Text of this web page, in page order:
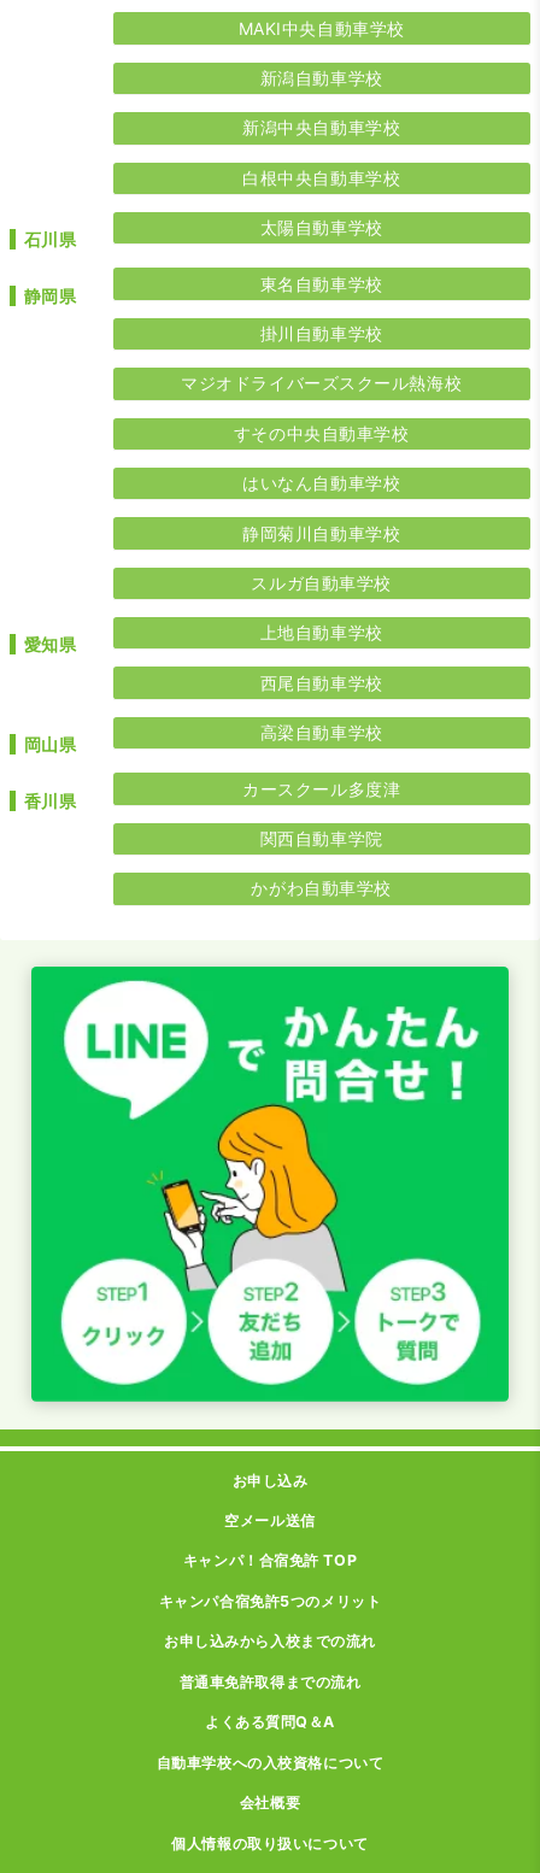
MAKI中央自動車学校
新潟自動車学校
新潟中央自動車学校
白根中央自動車学校
石川県
太陽自動車学校
静岡県
東名自動車学校
掛川自動車学校
マジオドライバーズスクール熱海校
すその中央自動車学校
はいなん自動車学校
静岡菊川自動車学校
スルガ自動車学校
愛知県
上地自動車学校
西尾自動車学校
岡山県
高梁自動車学校
香川県
カースクール多度津
関西自動車学院
かがわ自動車学校
お申し込み
空メール送信
キャンパ！合宿免許 TOP
キャンパ合宿免許5つのメリット
お申し込みから入校までの流れ
普通車免許取得までの流れ
よくある質問Q＆A
自動車学校への入校資格について
会社概要
個人情報の取り扱いについて